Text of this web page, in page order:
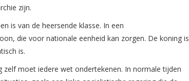
zijn.
is van de heersende klasse. In een
die voor nationale eenheid kan zorgen. De koning is
is.
zelf moet iedere wet ondertekenen. In normale tijden